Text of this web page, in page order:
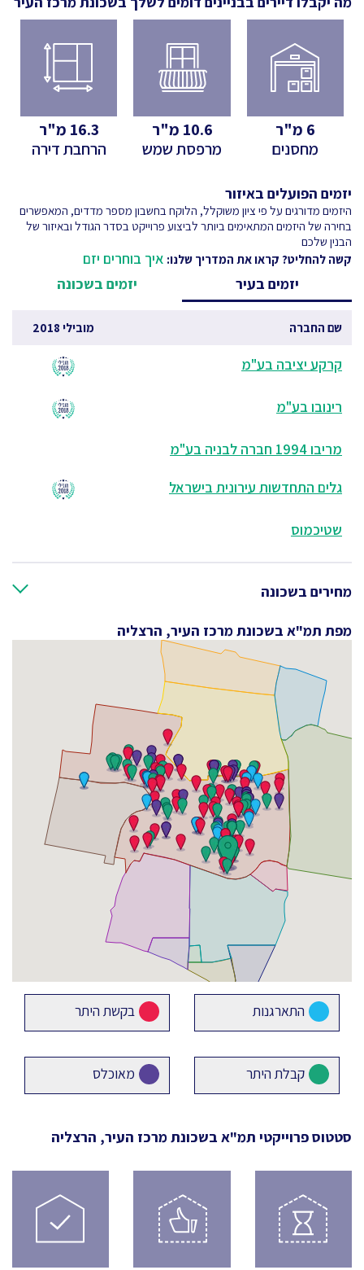
6 מ"ר
מחסנים
10.6 מ"ר
מרפסת שמש
16.3 מ"ר
הרחבת דירה
יזמים הפועלים באיזור
היזמים מדורגים על פי ציון משוקלל, הלוקח בחשבון מספר מדדים, המאפשרים
בחירה של היזמים המתאימים ביותר לביצוע פרוייקט בסדר הגודל ובאיזור של
הבנין שלכם
קשה להחליט? קראו את המדריך שלנו: איך בוחרים יזם
יזמים בעיר
יזמים בשכונה
שם החברה מובילי 2018
קרקע יציבה בע"מ
רינובו בע"מ
מריבו 1994 חברה לבניה בע"מ
גלים התחדשות עירונית בישראל
שטיכמוס
מחירים בשכונה
מפת תמ"א בשכונת מרכז העיר, הרצליה
התארגנות בקשת היתר
קבלת היתר מאוכלס
סטטוס פרוייקטי תמ"א בשכונת מרכז העיר, הרצליה